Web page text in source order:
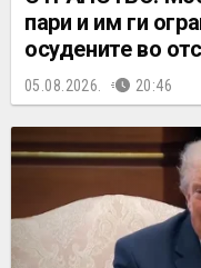
пари и им ги
осудените во
05.08.2026. 20:46